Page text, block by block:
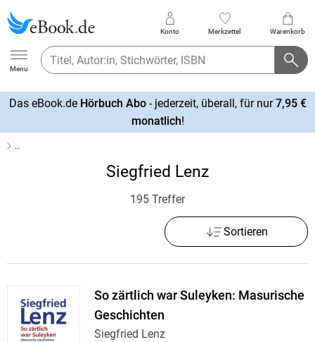
Ebook.de
Menu
Konto Merkzettel Warenkorb
Das eBook.de Hörbuch Abo- jederzeit, überall, für nur7,95 €
monatlich!
…
Siegfried Lenz
195 Treffer
Sortieren
So zärtlich war Suleyken: Masurische
Geschichten
Siegfried Lenz